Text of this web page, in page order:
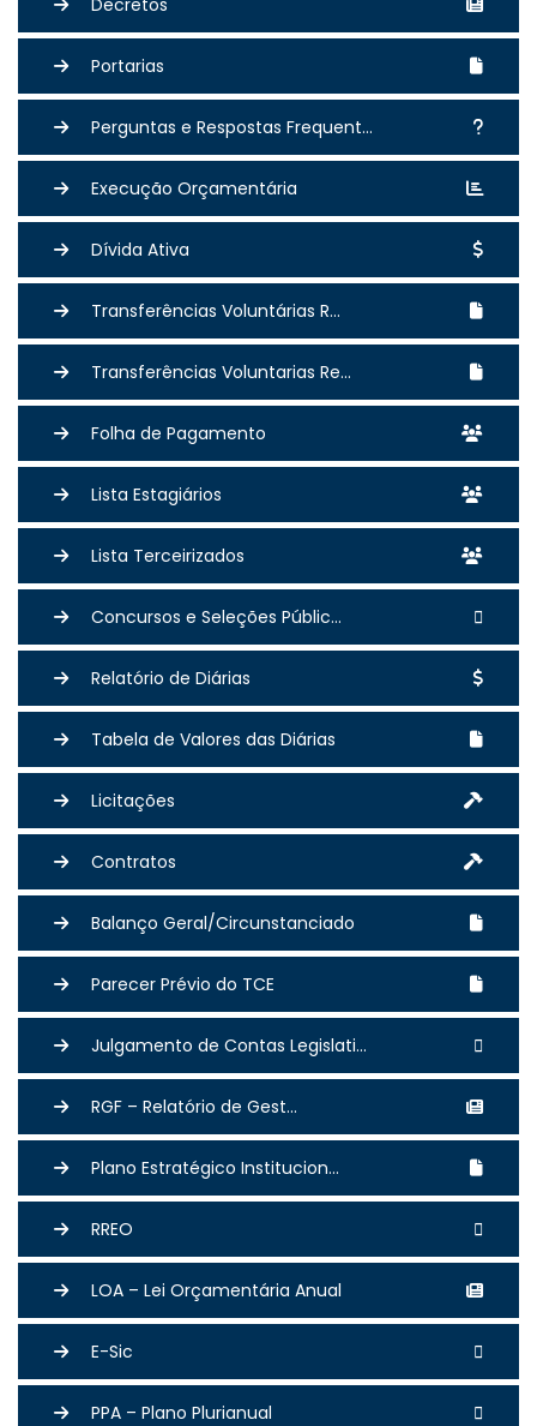
Decretos
Portarias
Perguntas e Respostas Frequent...
Execução Orçamentária
Dívida Ativa
Transferências Voluntárias R...
Transferências Voluntarias Re...
Folha de Pagamento
Lista Estagiários
Lista Terceirizados
Concursos e Seleções Públic...
Relatório de Diárias
Tabela de Valores das Diárias
Licitações
Contratos
Balanço Geral/Circunstanciado
Parecer Prévio do TCE
Julgamento de Contas Legislati...
RGF – Relatório de Gest...
Plano Estratégico Institucion...
RREO
LOA – Lei Orçamentária Anual
E-Sic
PPA – Plano Plurianual